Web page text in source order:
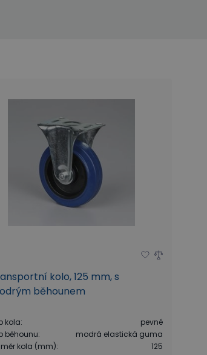
kolo, 125 mm, s
běhounem
kola:
pevné
běhounu:
modrá elastická guma
kola (mm): 125